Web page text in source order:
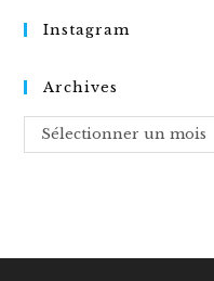
Instagram
Archives
Archives
Sélectionner un mois